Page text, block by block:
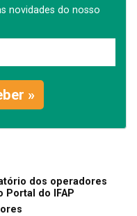
novidades do nosso
»
dos operadores
do IFAP